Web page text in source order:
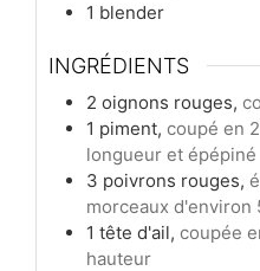
1 blender
INGRÉDIENTS
2 oignons rouges,
1 piment, coupé en
longueur et épépiné
3 poivrons rouges,
morceaux d'environ
1 tête d'ail, coupée
hauteur